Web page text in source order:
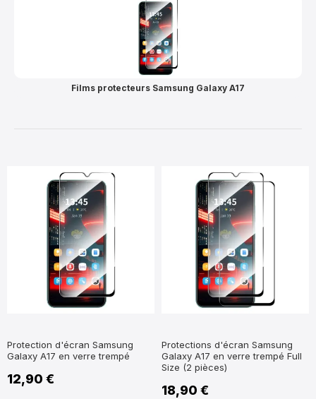
Films protecteurs Samsung Galaxy A17
Protection d'écran Samsung
Galaxy A17 en verre trempé
12,90 €
Protections d'écran Samsung
Galaxy A17 en verre trempé Full
Size (2 pièces)
18,90 €